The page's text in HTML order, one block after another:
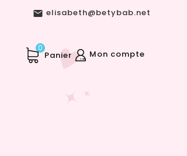
 elisabeth@betybab.net
Mon compte
Panier
0